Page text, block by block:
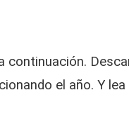
continuación.
el año. Y